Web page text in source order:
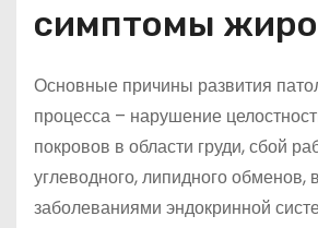
симптомы
Основные причины развития
процесса – нарушение
покровов в области груди, сбой
углеводного, липидного обменов,
заболеваниями эндокринной